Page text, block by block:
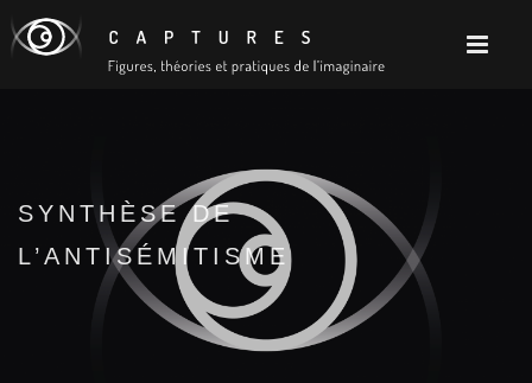
SYNTHÈSE DE
L’ANTISÉMITISME